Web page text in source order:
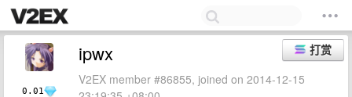
0.01
打赏
ipwx
V2EX member #86855, joined on 2014-12-15